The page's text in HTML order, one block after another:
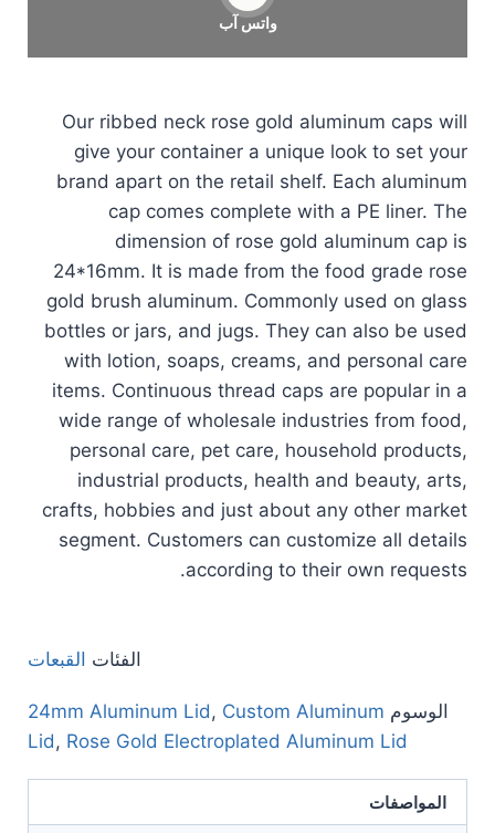
واتس آب
Our ribbed neck rose gold aluminum caps will
give your container a unique look to set your
brand apart on the retail shelf. Each aluminum
cap comes complete with a PE liner. The
dimension of rose gold aluminum cap is
24*16mm. It is made from the food grade rose
gold brush aluminum. Commonly used on glass
bottles or jars, and jugs. They can also be used
with lotion, soaps, creams, and personal care
items. Continuous thread caps are popular in a
wide range of wholesale industries from food,
personal care, pet care, household products,
industrial products, health and beauty, arts,
crafts, hobbies and just about any other market
segment. Customers can customize all details
according to their own requests.
الفئات القبعات
الوسوم 24mm Aluminum Lid, Custom Aluminum
Lid, Rose Gold Electroplated Aluminum Lid
المواصفات